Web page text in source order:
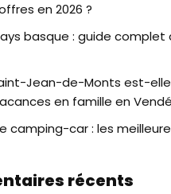
en 2026 ?
basque : guide complet
Jean-de-Monts est-
en famille en
camping-car : les
récents